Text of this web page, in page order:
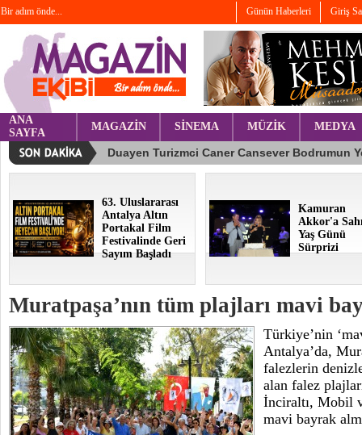
Bir adım önde... Günün Haberleri Giriş
ANA
SAYFA
MAGAZİN SİNEMA MÜZİK MEDYA
63. Uluslararası
Antalya Altın
Portakal Film
Festivalinde Geri
Sayım Başladı
Kamuran
Akkor'a
Yaş Günü
Sürprizi
Muratpaşa’nın tüm plajları mavi
Türkiye’nin
Antalya’da,
falezlerin
alan falez
İnciraltı, Mobil
mavi bayrak